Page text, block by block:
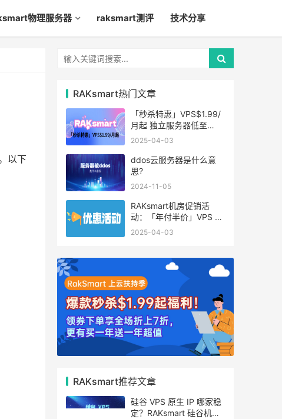
物理服务器 raksmart测评 技术分享
以下
RAKsmart热门文章
「秒杀特惠」VPS$1.99/
月起 独立服务器低至
$49/月起
2025-04-03
ddos云服务器是什么意
思?
2024-11-05
RAKsmart机房促销活
动：「年付半价」VPS 云
服务器仅$19.6/年起
2025-04-03
RAKsmart推荐文章
硅谷 VPS 原生 IP 哪家稳
定？RAKsmart 硅谷机房